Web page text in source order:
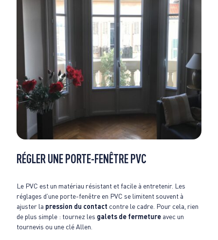
RÉGLER UNE PORTE-FENÊTRE PVC
Le PVC est un matériau résistant et facile à entretenir. Les
réglages d’une porte-fenêtre en PVC se limitent souvent à
ajuster la pression du contact contre le cadre. Pour cela, rien
de plus simple : tournez les galets de fermetureavec un
tournevis ou une clé Allen.